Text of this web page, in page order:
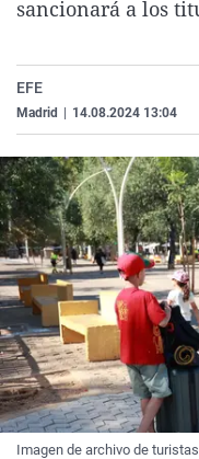
sancionará a los
EFE
Madrid 14.08.2024 13:04
Imagen de archivo de